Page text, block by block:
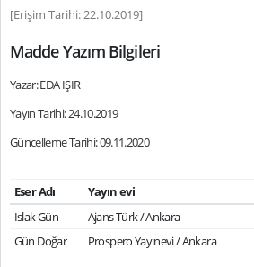
[Erişim Tarihi: 22.10.2019]
Madde Yazım Bilgileri
Yazar: EDA IŞIR
Yayın Tarihi: 24.10.2019
Güncelleme Tarihi: 09.11.2020
Eser Adı Yayın evi
Islak Gün
Ajans Türk / Ankara
Gün Doğar
Prospero Yayınevi / Ankara